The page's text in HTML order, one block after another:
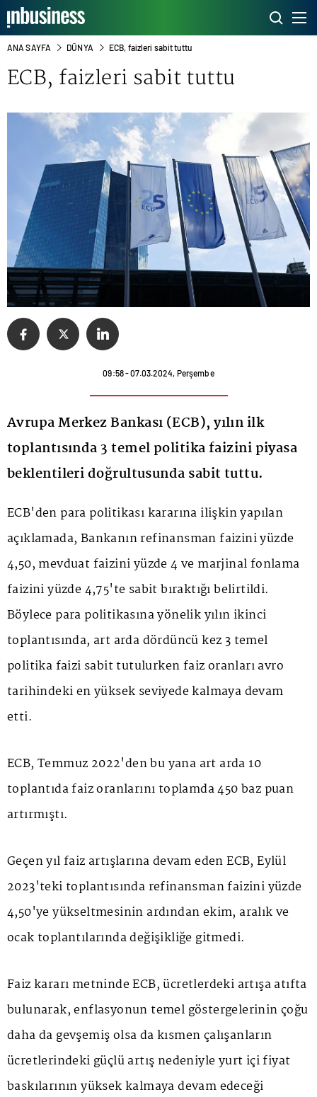
ANA SAYFA DÜNYA ECB, faizleri sabit tuttu
ECB, faizleri sabit tuttu
09:58 - 07.03.2024, Perşembe
Avrupa Merkez Bankası (ECB), yılın ilk
toplantısında 3 temel politika faizini piyasa
beklentileri doğrultusunda sabit tuttu.
ECB'den para politikası kararına ilişkin yapılan
açıklamada, Bankanın refinansman faizini yüzde
4,50, mevduat faizini yüzde 4 ve marjinal fonlama
faizini yüzde 4,75'te sabit bıraktığı belirtildi.
Böylece para politikasına yönelik yılın ikinci
toplantısında, art arda dördüncü kez 3 temel
politika faizi sabit tutulurken faiz oranları avro
tarihindeki en yüksek seviyede kalmaya devam
etti.
ECB, Temmuz 2022'den bu yana art arda 10
toplantıda faiz oranlarını toplamda 450 baz puan
artırmıştı.
Geçen yıl faiz artışlarına devam eden ECB, Eylül
2023'teki toplantısında refinansman faizini yüzde
4,50'ye yükseltmesinin ardından ekim, aralık ve
ocak toplantılarında değişikliğe gitmedi.
Faiz kararı metninde ECB, ücretlerdeki artışa atıfta
bulunarak, enflasyonun temel göstergelerinin çoğu
daha da gevşemiş olsa da kısmen çalışanların
ücretlerindeki güçlü artış nedeniyle yurt içi fiyat
baskılarının yüksek kalmaya devam edeceği